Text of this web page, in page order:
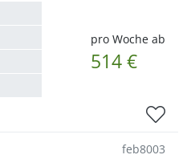
pro Woche ab
514 €
feb8003